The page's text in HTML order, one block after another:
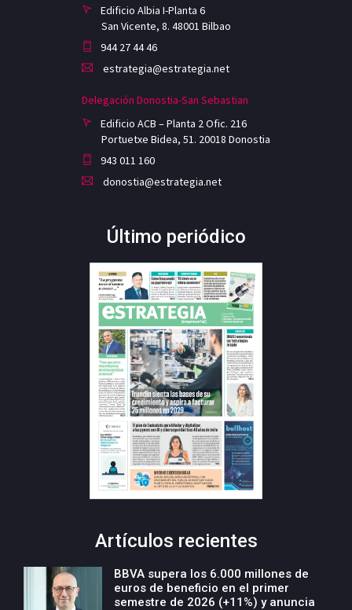
Edificio Albia I-Planta 6
San Vicente, 8. 48001 Bilbao
944 27 44 46
estrategia@estrategia.net
Delegación Donostia-San Sebastian
Edificio ACB – Planta 2 Ofic. 216
Portuetxe Bidea, 51. 20018 Donostia
943 011 160
donostia@estrategia.net
Último periódico
Artículos recientes
BBVA supera los 6.000 millones de
euros de beneficio en el primer
semestre de 2026 (+11%) y anuncia